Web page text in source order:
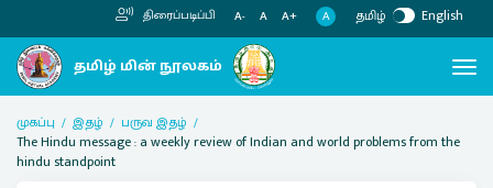
திரைப்படிப்பி A- A A+ A தமிழ் English
முகப்பு இதழ்
பருவ இதழ்
The Hindu message : a weekly review of Indian and world problems from the
hindu standpoint